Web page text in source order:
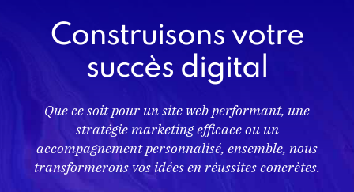
Construisons votre
succès digital
Que ce soit pour un site web performant, une
stratégie marketing efficace ou un
accompagnement personnalisé, ensemble, nous
transformerons vos idées en réussites concrètes.